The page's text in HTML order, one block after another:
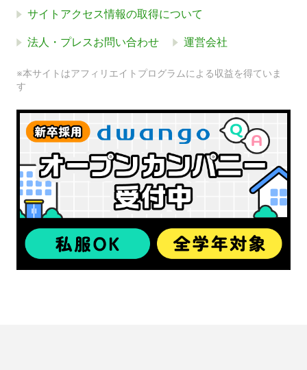
サイトアクセス情報の取得について
法人・プレスお問い合わせ 運営会社
※本サイトはアフィリエイトプログラムによる収益を得ていま
す